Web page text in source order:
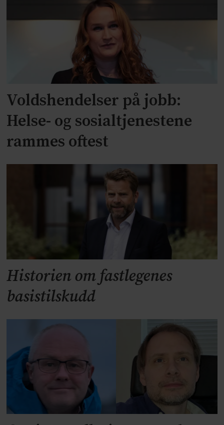
Voldshendelser på jobb:
Helse- og sosialtjenestene
rammes oftest
Historien om fastlegenes
basistilskudd